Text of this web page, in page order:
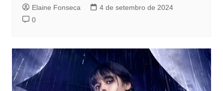
Elaine Fonseca
4 de setembro de 2024
0